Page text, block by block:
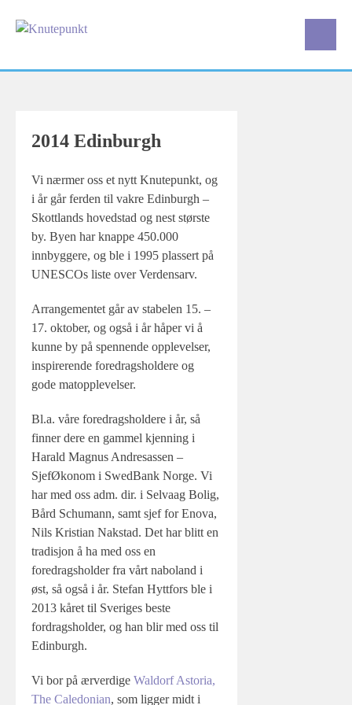
2014 Edinburgh
Vi nærmer oss et nytt Knutepunkt, og
i år går ferden til vakre Edinburgh –
Skottlands hovedstad og nest største
by. Byen har knappe 450.000
innbyggere, og ble i 1995 plassert på
UNESCOs liste over Verdensarv.
Arrangementet går av stabelen 15. –
17. oktober, og også i år håper vi å
kunne by på spennende opplevelser,
inspirerende foredragsholdere og
gode matopplevelser.
Bl.a. våre foredragsholdere i år, så
finner dere en gammel kjenning i
Harald Magnus Andresassen –
SjefØkonom i SwedBank Norge. Vi
har med oss adm. dir. i Selvaag Bolig,
Bård Schumann, samt sjef for Enova,
Nils Kristian Nakstad. Det har blitt en
tradisjon å ha med oss en
foredragsholder fra vårt naboland i
øst, så også i år. Stefan Hyttfors ble i
2013 kåret til Sveriges beste
fordragsholder, og han blir med oss til
Edinburgh.
Vi bor på ærverdige Waldorf Astoria,
The Caledonian, som ligger midt i